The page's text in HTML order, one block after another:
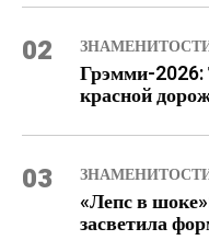
02
Грэмми-2026:
красной
03
«Лепс в
засветила